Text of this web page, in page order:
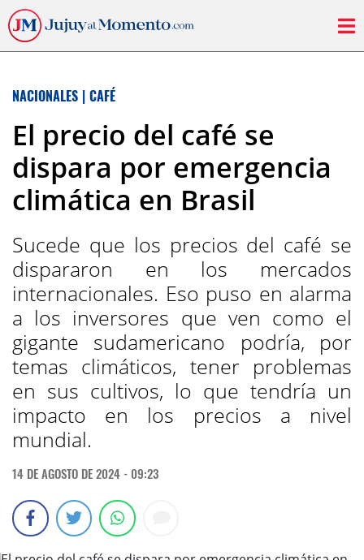
NACIONALES | CAFÉ
El precio del café se
dispara por emergencia
climática en Brasil
Sucede que los precios del café se
dispararon en los mercados
internacionales. Eso puso en alarma
a los inversores que ven como el
gigante sudamericano podría, por
temas climáticos, tener problemas
en sus cultivos, lo que tendría un
impacto en los precios a nivel
mundial.
14 DE AGOSTO DE 2024 - 09:23